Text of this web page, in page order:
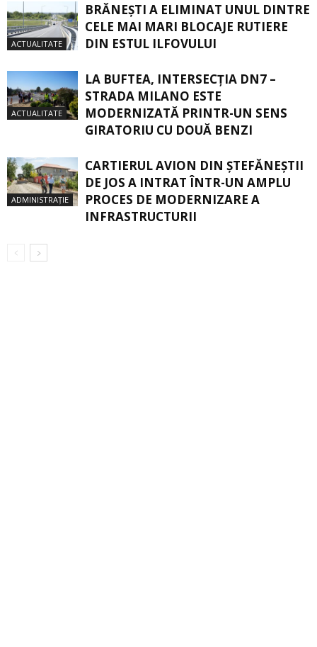
ACTUALITATE
BRĂNEȘTI A ELIMINAT UNUL DINTRE
CELE MAI MARI BLOCAJE RUTIERE
DIN ESTUL ILFOVULUI
ACTUALITATE
LA BUFTEA, INTERSECŢIA DN7 –
STRADA MILANO ESTE
MODERNIZATĂ PRINTR-UN SENS
GIRATORIU CU DOUĂ BENZI
ADMINISTRAȚIE
CARTIERUL AVION DIN ŞTEFĂNEŞTII
DE JOS A INTRAT ÎNTR-UN AMPLU
PROCES DE MODERNIZARE A
INFRASTRUCTURII